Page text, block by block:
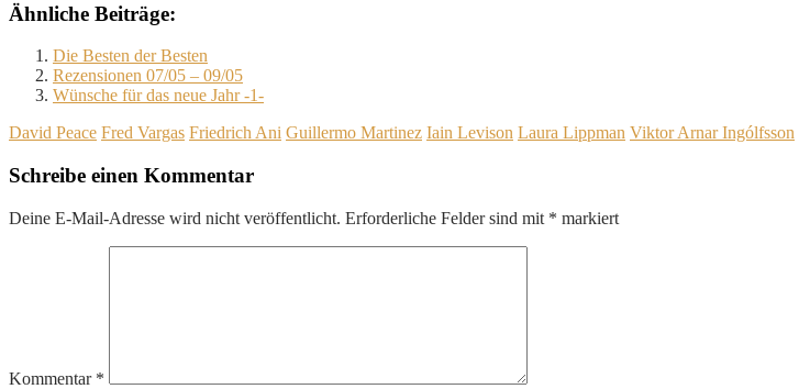
Ähnliche Beiträge:
Die Besten der Besten
Rezensionen 07/05 – 09/05
Wünsche für das neue Jahr -1-
David Peace Fred Vargas Friedrich Ani Guillermo Martinez Iain Levison Laura Lippman Viktor Arnar Ingólfsson
Schreibe einen Kommentar
Deine E-Mail-Adresse wird nicht veröffentlicht. Erforderliche Felder sind mit * markiert
Kommentar *